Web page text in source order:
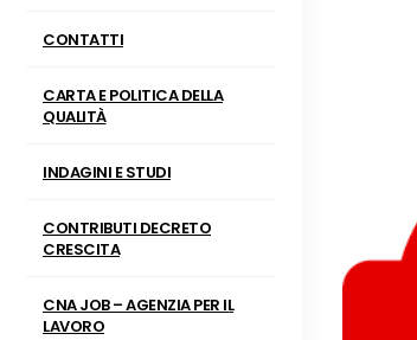
CONTATTI
CARTA E POLITICA DELLA
QUALITÀ
INDAGINI E STUDI
CONTRIBUTI DECRETO
CRESCITA
CNA JOB – AGENZIA PER IL
LAVORO